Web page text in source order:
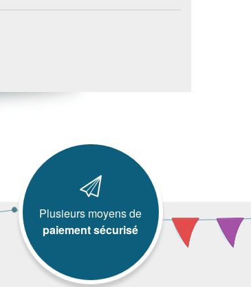
Plusieurs moyens de
paiement sécurisé